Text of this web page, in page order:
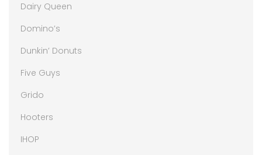
Dairy Queen
Domino’s
Dunkin’ Donuts
Five Guys
Grido
Hooters
IHOP